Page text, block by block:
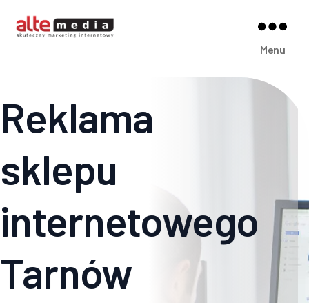
Menu
Reklama
sklepu
internetowego
Tarnów